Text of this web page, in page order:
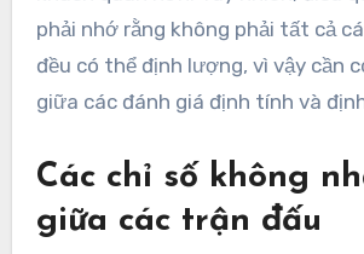
phải nhớ rằng không phải tất cả
đều có thể định lượng, vì vậy cần
giữa các đánh giá định tính và
Các chỉ số không
giữa các trận đấu